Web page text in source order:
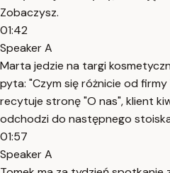
Zobaczysz.
01:42
Speaker A
Marta jedzie na targi
pyta: "Czym się różnicie od
recytuje stronę "O nas", klient
odchodzi do następnego
01:57
Speaker A